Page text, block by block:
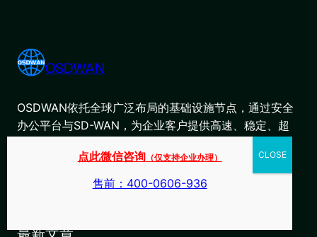
OSDWAN
OSDWAN依托全球广泛布局的基础设施节点，通过安全
办公平台与SD-WAN，为企业客户提供高速、稳定、超
YouTube
点此微信咨询 （仅支持企业办理）
售前：400-0606-936